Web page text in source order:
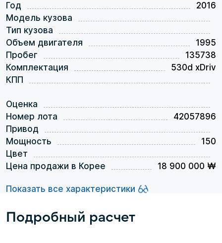
Год
2016
Модель кузова
Тип кузова
Объем двигателя
1995
Пробег
135738
Комплектация
530d xDriv
КПП
Оценка
Номер лота
42057896
Привод
Мощность
150
Цвет
Цена продажи в Корее
18 900 000 ₩
Показать все характеристики
Подробный расчет